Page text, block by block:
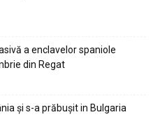
a enclavelor spaniole
din Regat
și s-a prăbușit in Bulgaria